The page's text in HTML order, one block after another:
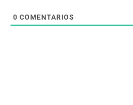
0 COMENTARIOS